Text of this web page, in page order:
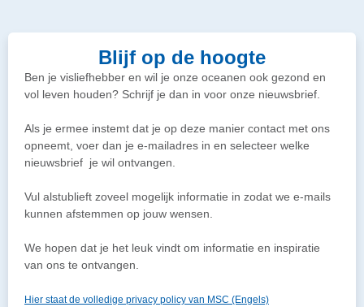
Blijf op de hoogte
Ben je visliefhebber en wil je onze oceanen ook gezond en
vol leven houden? Schrijf je dan in voor onze nieuwsbrief.
Als je ermee instemt dat je op deze manier contact met ons
opneemt, voer dan je e-mailadres in en selecteer welke
nieuwsbrief je wil ontvangen.
Vul alstublieft zoveel mogelijk informatie in zodat we e-mails
kunnen afstemmen op jouw wensen.
We hopen dat je het leuk vindt om informatie en inspiratie
van ons te ontvangen.
Hier staat de volledige privacy policy van MSC (Engels)